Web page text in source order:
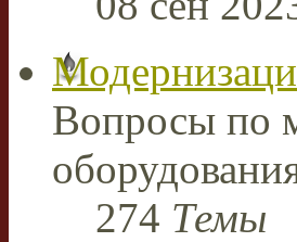
Вопросы по
274 Темы